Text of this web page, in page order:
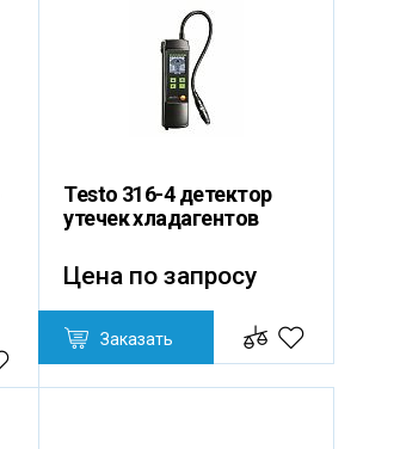
Testo 316-4 детектор
утечек хладагентов
Цена по запросу
Заказать